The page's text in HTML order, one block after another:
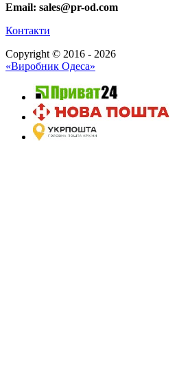
Email: sales@pr-od.com
Контакти
Copyright © 2016 - 2026
«Виробник Одеса»